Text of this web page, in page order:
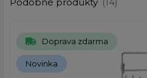
Doprava zdarma
Novinka